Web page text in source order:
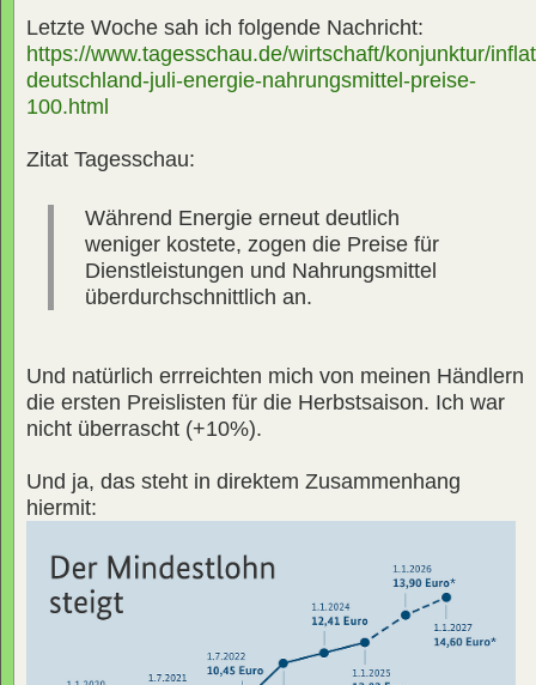
Letzte Woche sah ich folgende Nachricht:
https://www.tagesschau.de/wirtschaft/konjunktur/
deutschland-juli-energie-nahrungsmittel-preise-
100.html
Zitat Tagesschau:
Während Energie erneut deutlich
weniger kostete, zogen die Preise für
Dienstleistungen und Nahrungsmittel
überdurchschnittlich an.
Und natürlich errreichten mich von meinen Händlern
die ersten Preislisten für die Herbstsaison. Ich war
nicht überrascht (+10%).
Und ja, das steht in direktem Zusammenhang
hiermit: